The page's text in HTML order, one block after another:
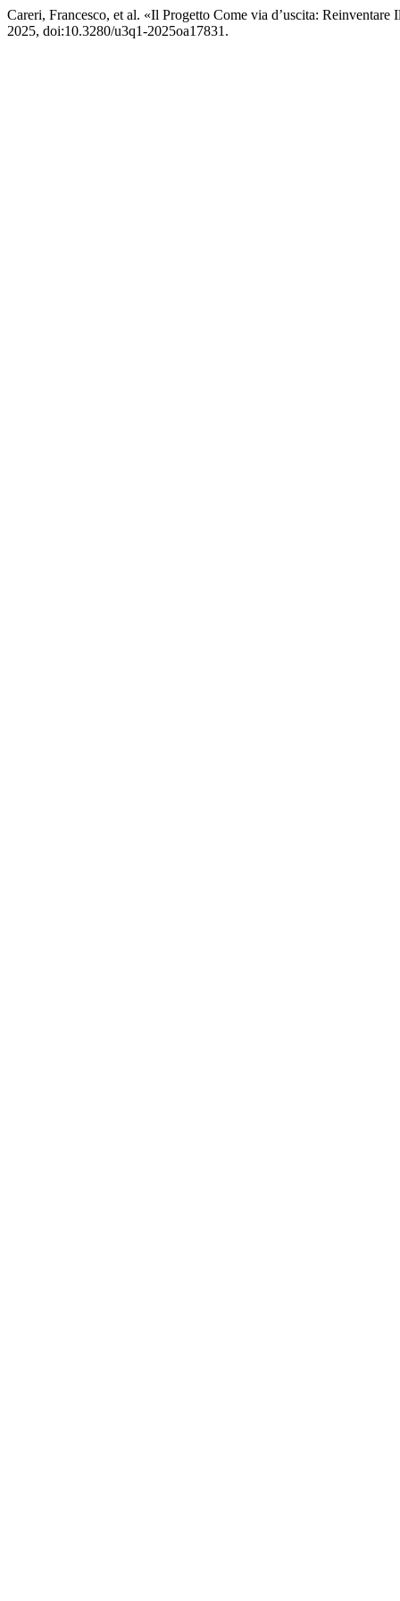
Careri, Francesco, et al. «Il Progetto Come via d’uscita:
2025, doi:10.3280/u3q1-2025oa17831.